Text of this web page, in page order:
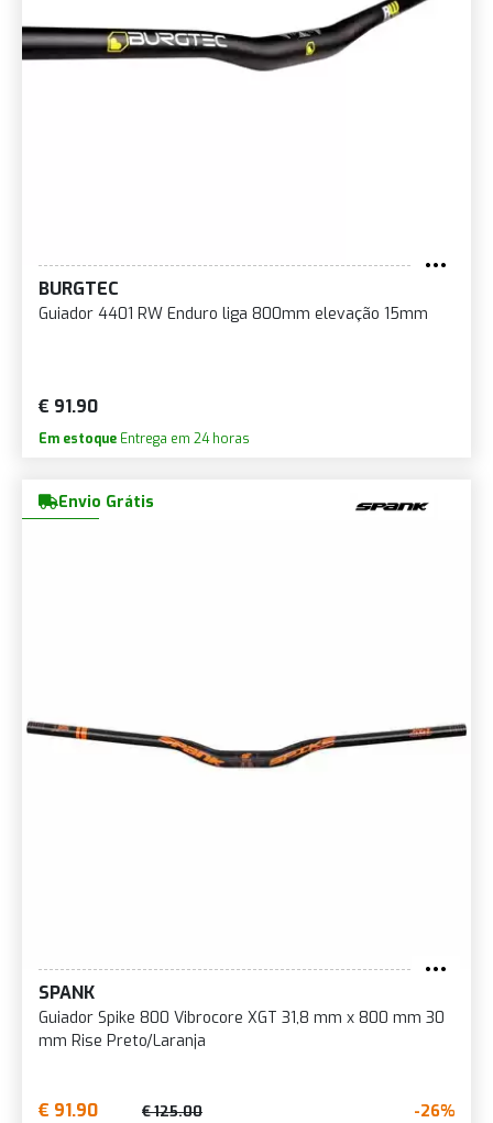
BURGTEC
Guiador 4401 RW Enduro liga 800mm elevação 15mm
€ 91.90
Em estoque Entrega em 24 horas
Envio Grátis
SPANK
Guiador Spike 800 Vibrocore XGT 31,8 mm x 800 mm 30
mm Rise Preto/Laranja
€ 91.90 € 125.00 -26%